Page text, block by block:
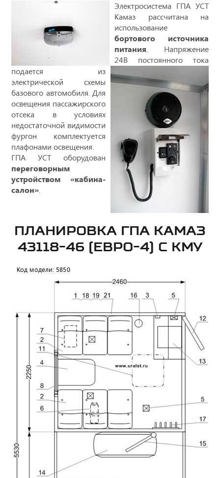
Электросистема ГПА УСТ
Камаз рассчитана на
использование
бортового источника
питания . Напряжение
24В постоянного тока
подается из
электрической схемы
базового автомобиля. Для
освещения пассажирского
отсека в условиях
недостаточной видимости
фургон комплектуется
плафонами освещения.
ГПА УСТ оборудован
переговорным
устройством «кабина-
салон»
ПЛАНИРОВКА ГПА КАМАЗ
43118-46 (ЕВРО-4) С КМУ